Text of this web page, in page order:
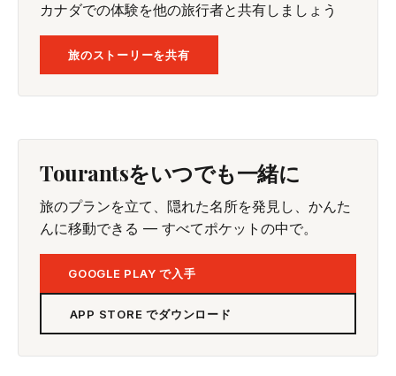
カナダでの体験を他の旅行者と共有しましょう
旅のストーリーを共有
Tourantsをいつでも一緒に
旅のプランを立て、隠れた名所を発見し、かんた
んに移動できる — すべてポケットの中で。
GOOGLE PLAY で入手
APP STORE でダウンロード